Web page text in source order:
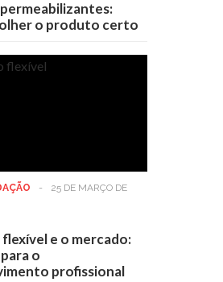
o produto certo
-
25 DE MARÇO DE
flexível e o mercado:
o
profissional